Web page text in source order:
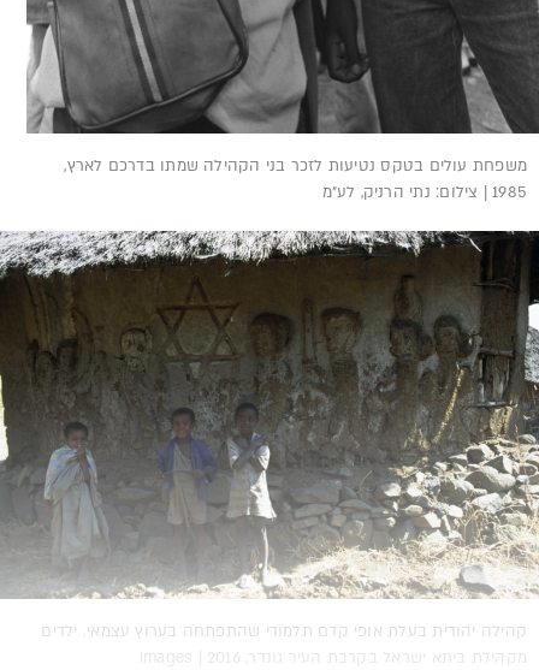
משפחת עולים בטקס נטיעות לזכר בני הקהילה שמתו בדרכם לארץ,
1985 | צילום: נתי הרניק, לע״מ
קהילה יהודית בעלת אופי קדם תלמודי שהתפתחה בערוץ עצמאי. ילדים
מקהילת ביתא ישראל בקרבת העיר גונדר, 2016 | Images